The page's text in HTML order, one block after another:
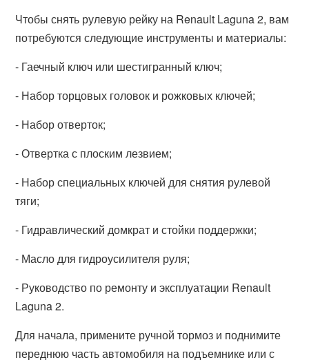
Чтобы снять рулевую рейку на Renault Laguna 2, вам
потребуются следующие инструменты и материалы:
- Гаечный ключ или шестигранный ключ;
- Набор торцовых головок и рожковых ключей;
- Набор отверток;
- Отвертка с плоским лезвием;
- Набор специальных ключей для снятия рулевой
тяги;
- Гидравлический домкрат и стойки поддержки;
- Масло для гидроусилителя руля;
- Руководство по ремонту и эксплуатации Renault
Laguna 2.
Для начала, примените ручной тормоз и поднимите
переднюю часть автомобиля на подъемнике или с